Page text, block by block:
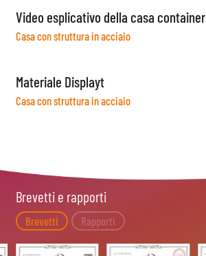
Video esplicativo della casa container
Casa con struttura in acciaio
Materiale Displayt
Casa con struttura in acciaio
Brevetti e rapporti
Brevetti Rapporti